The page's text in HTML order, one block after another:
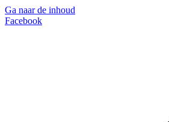
Ga naar de inhoud
Facebook